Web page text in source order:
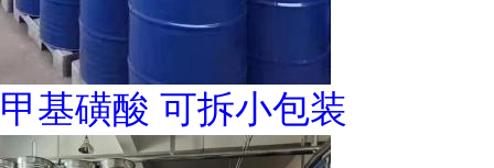
甲基磺酸 可拆小包装